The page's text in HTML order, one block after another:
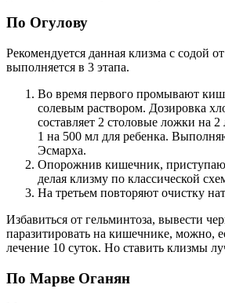
По Огулову
Рекомендуется данная клизма с содой
выполняется в 3 этапа.
Во время первого промывают
солевым раствором. Дозировка
составляет 2 столовые ложки на 2
1 на 500 мл для ребенка.
Эсмарха.
Опорожнив кишечник,
делая клизму по классической
На третьем повторяют очистку
Избавиться от гельминтоза, вывести
паразитировать на кишечнике, можно,
лечение 10 суток. Но ставить клизмы
По Марве Оганян